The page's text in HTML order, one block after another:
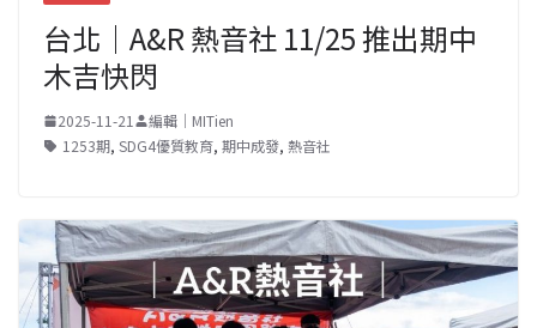
台北｜A&R 熱音社 11/25 推出期中
木吉快閃
2025-11-21
編輯｜MITien
1253期, SDG4優質教育, 期中成發, 熱音社